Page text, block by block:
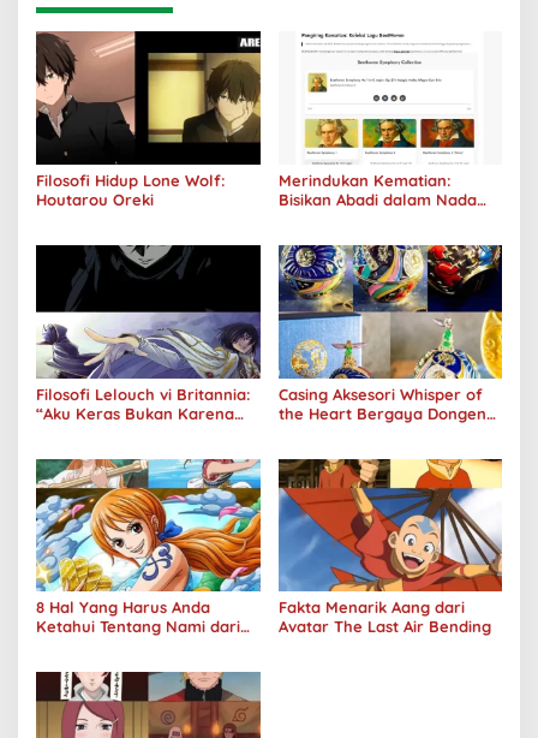
Filosofi Hidup Lone Wolf:
Houtarou Oreki
Merindukan Kematian:
Bisikan Abadi dalam Nada
Filosofi Lelouch vi Britannia:
“Aku Keras Bukan Karena
Casing Aksesori Whisper of
the Heart Bergaya Dongeng
8 Hal Yang Harus Anda
Ketahui Tentang Nami dari
Fakta Menarik Aang dari
Avatar The Last Air Bending